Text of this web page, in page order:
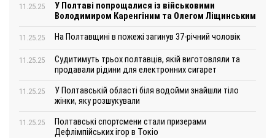
11.25.25
У Полтаві попрощалися із військовими
Володимиром Каренгіним та Олегом Ліщинським
11.25.25 На Полтавщині в пожежі загинув 37-річний чоловік
11.25.25
Судитимуть трьох полтавців, якій виготовляли та
продавали рідини для електронних сигарет
11.25.25
У Полтавській області біля водойми знайшли тіло
жінки, яку розшукували
11.25.25
Полтавські спортсмени стали призерами
Дефлімпійських ігор в Токіо